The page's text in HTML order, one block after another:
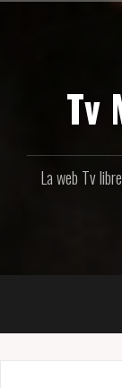
Tv
La web Tv